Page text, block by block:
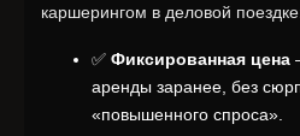
каршерингом в деловой
✅ Фиксированная цена
аренды заранее, без
«повышенного спроса».